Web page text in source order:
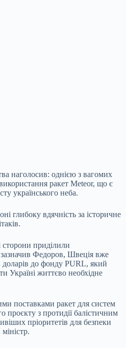
наголосив: однією з вагомих
ракет Meteor, що є
українського неба.
глибоку вдячність за історичне
сторони приділили
Федоров, Швеція вже
доларів до фонду PURL, який
Україні життєво необхідне
поставками ракет для систем
з протидії балістичним
пріоритетів для безпеки